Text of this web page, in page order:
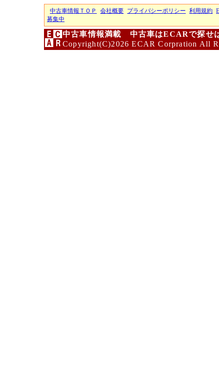
中古車情報ＴＯＰ 会社概要 プライバシーポリシー 利用規約
募集中
中古車情報満載 中古車はECARで探せ
Copyright(C)2026 ECAR Corpration All